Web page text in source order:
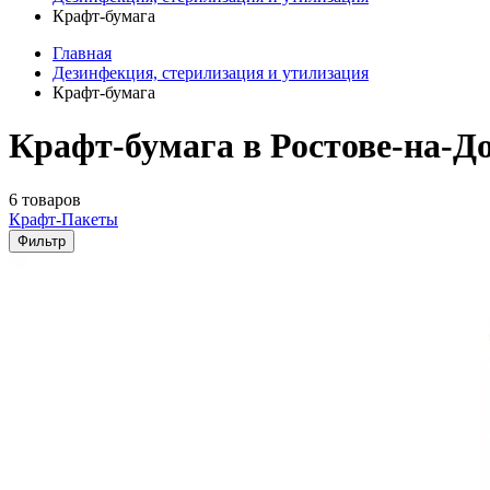
Крафт-бумага
Главная
Дезинфекция, стерилизация и утилизация
Крафт-бумага
Крафт-бумага в Ростове-на-
6 товаров
Крафт-Пакеты
Фильтр